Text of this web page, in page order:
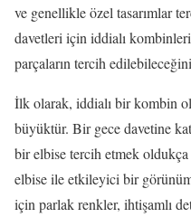
ve genellikle özel tasarımlar
davetleri için iddialı
parçaların tercih
İlk olarak, iddialı bir kombin
büyüktür. Bir gece davetine
bir elbise tercih etmek oldukça
elbise ile etkileyici bir
için parlak renkler, ihtişamlı